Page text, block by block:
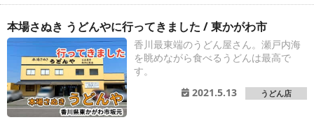
本場さぬき うどんやに行ってきました / 東かがわ市
香川最東端のうどん屋さん。瀬戸内海
を眺めながら食べるうどんは最高で
す。
2021.5.13
うどん店